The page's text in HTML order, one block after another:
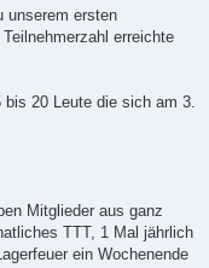
unserem ersten
erreichte
20 Leute die sich am 3.
Mitglieder aus ganz
TTT, 1 Mal jährlich
ein Wochenende